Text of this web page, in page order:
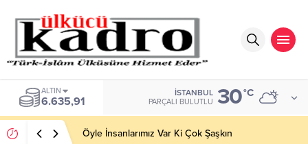
BIST
13.779,39
İSTANBUL
PARÇALI BULUTLU 30°C
Öyle İnsanlarımız Var Ki Çok Şaşkın